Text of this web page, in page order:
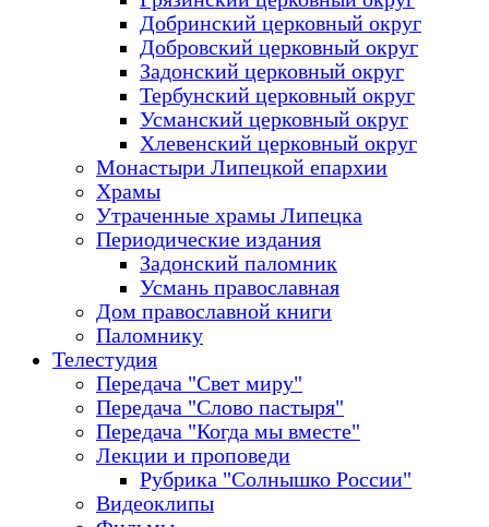
Добринский церковный округ
Добровский церковный округ
Задонский церковный округ
Тербунский церковный округ
Усманский церковный округ
Хлевенский церковный округ
Монастыри Липецкой епархии
Храмы
Утраченные храмы Липецка
Периодические издания
Задонский паломник
Усмань православная
Дом православной книги
Паломнику
Телестудия
Передача "Свет миру"
Передача "Слово пастыря"
Передача "Когда мы вместе"
Лекции и проповеди
Рубрика "Солнышко России"
Видеоклипы